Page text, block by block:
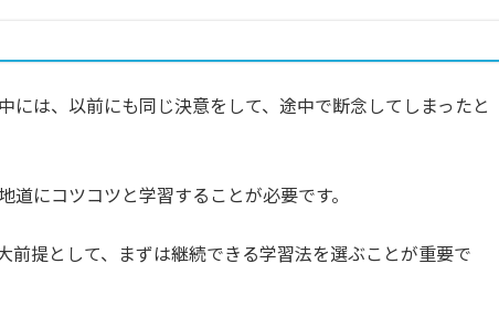
には、以前にも同じ決意をして、途中で断念してしまったと
にコツコツと学習することが必要です。
前提として、まずは継続できる学習法を選ぶことが重要で